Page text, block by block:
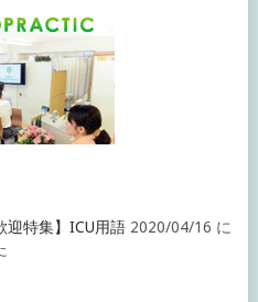
迎特集】ICU用語 2020/04/16 に